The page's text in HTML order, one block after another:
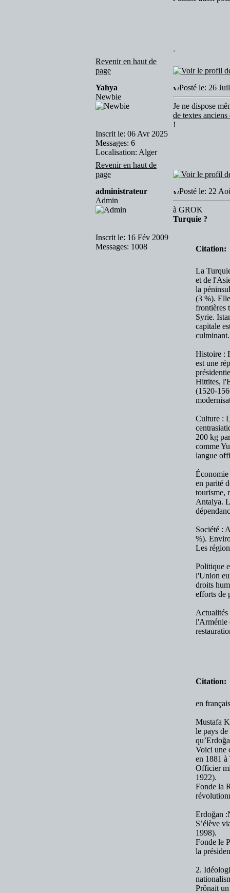
<
Revenir en haut de
page
Yahya
Newbie
Inscrit le: 06 Avr 2025
Messages: 6
Localisation: Alger
Posté le: 26
Je ne dispose
de textes
!
Revenir en haut de
page
administrateur
Admin
Inscrit le: 16 Fév 2009
Messages: 1008
Posté le: 22
à GROK
Turquie ?
Citation:
La
et de
la
(3 %).
frontières
Syrie.
capitale
culminant.
Histoire :
est une
Hittites,
(1520-
Culture :
200 kg
comme
langue
Économie
en parité
tourisme,
Antalya.
Société :
%).
Les
Politique
l'Union
droits
efforts de
Actualités
l'Arménie
Citation:
en
Mustafa
le pays
Voici une
en 1881 à
Officier
1922).
Fonde la
Erdoğan
S’élève
1998).
Fonde le
la
2.
Prônait